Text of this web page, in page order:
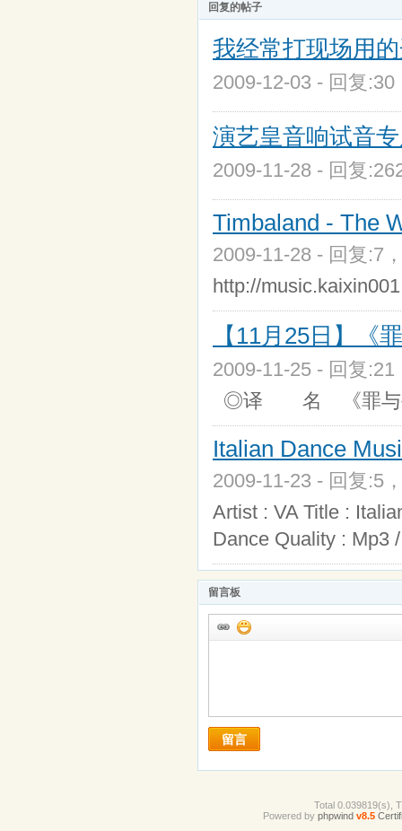
回复的帖子
我经常打现场用
2009-12-03 - 回复
演艺皇音响试音
2009-11-28 - 回复
Timbaland - The
2009-11-28 - 回复:7
http://
【11月25日】《
2009-11-25 - 回复
◎译 名 《罪与罚/
Italian Dance
2009-11-23 - 回复:5
Artist : VA Title :
Dance Quality : Mp3 /
留言板
留言
Total 0.039819(s),
Powered by phpwind v8.5